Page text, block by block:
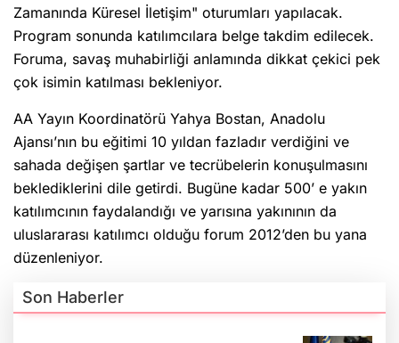
Zamanında Küresel İletişim" oturumları yapılacak.
Program sonunda katılımcılara belge takdim edilecek.
Foruma, savaş muhabirliği anlamında dikkat çekici pek
çok isimin katılması bekleniyor.
AA Yayın Koordinatörü Yahya Bostan, Anadolu
Ajansı’nın bu eğitimi 10 yıldan fazladır verdiğini ve
sahada değişen şartlar ve tecrübelerin konuşulmasını
beklediklerini dile getirdi. Bugüne kadar 500’ e yakın
katılımcının faydalandığı ve yarısına yakınının da
uluslararası katılımcı olduğu forum 2012’den bu yana
düzenleniyor.
Son Haberler